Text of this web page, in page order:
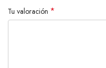
Tu valoración *